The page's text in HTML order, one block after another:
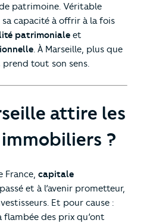
patrimoine. Véritable
sa capacité à offrir à la fois
patrimoniale et
. À Marseille, plus que
tout son sens.
attire les
?
France, capitale
et à l’avenir prometteur,
Et pour cause :
des prix qu’ont